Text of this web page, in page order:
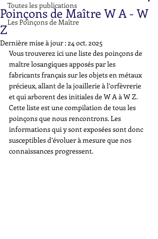
Toutes les publications
Les Poinçons de Maître
Poinçons de Maître W A - W
Z
Dernière mise à jour :24 oct. 2025
Vous trouverez ici une liste des poinçons de
maître losangiques apposés par les
fabricants français sur les objets en métaux
précieux, allant de la joaillerie à l’orfèvrerie
et qui arborent des initiales de W A à W Z.
Cette liste est une compilation de tous les
poinçons que nous rencontrons. Les
informations qui y sont exposées sont donc
susceptibles d’évoluer à mesure que nos
connaissances progressent.